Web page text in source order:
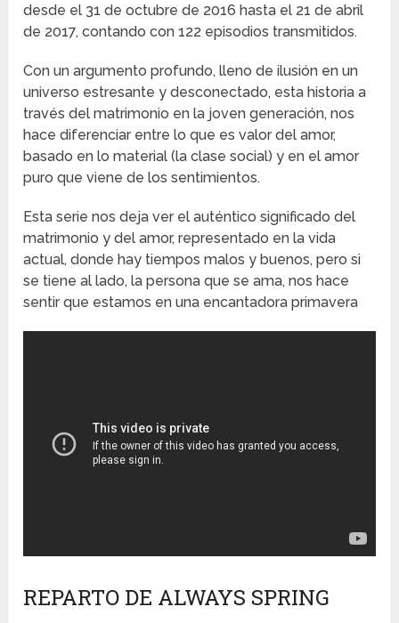
desde el 31 de octubre de 2016 hasta el 21 de abril
de 2017, contando con 122 episodios transmitidos.
Con un argumento profundo, lleno de ilusión en un
universo estresante y desconectado, esta historia a
través del matrimonio en la joven generación, nos
hace diferenciar entre lo que es valor del amor,
basado en lo material (la clase social) y en el amor
puro que viene de los sentimientos.
Esta serie nos deja ver el auténtico significado del
matrimonio y del amor, representado en la vida
actual, donde hay tiempos malos y buenos, pero si
se tiene al lado, la persona que se ama, nos hace
sentir que estamos en una encantadora primavera
REPARTO DE ALWAYS SPRING